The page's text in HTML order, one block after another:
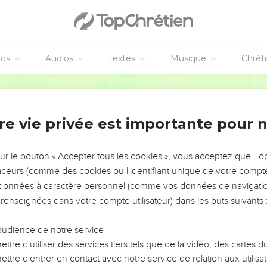
Audios Textes Musique
soleil, qu'au lieu établi pour juger, il y a de la méchanceté,
: Dieu jugera le juste et le méchant ; car il y a là un temps
sujet des hommes, que Dieu les éprouverait, et qu'ils
de l'autre ; ils ont tous un même souffle, et l'homme n'a nul
; tout a été fait de la poussière, et tout retourne dans la
vie privée est importante pour
le bouton « Accepter tous les cookies », vous acceptez que
(comme des cookies ou l'identifiant unique de votre
à caractère personnel (comme vos données de
dans votre compte utilisateur) dans les buts suivants :
de notre service
d'utiliser des services tiers tels que de la vidéo, des cartes
d'entrer en contact avec notre service de relation aux